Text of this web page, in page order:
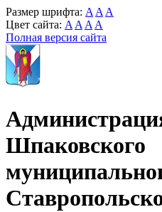
Размер шрифта: A A A
Цвет сайта: A A A A
Полная версия сайта
Шпаковского